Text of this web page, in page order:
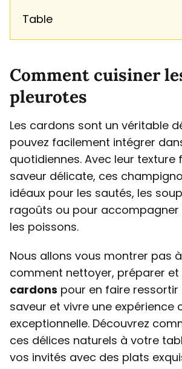
Table
Comment cuisiner
pleurotes
Les cardons sont un véritable
pouvez facilement intégrer
quotidiennes. Avec leur texture
saveur délicate, ces
idéaux pour les sautés, les
ragoûts ou pour accompagner
les poissons.
Nous allons vous montrer pas
comment nettoyer, préparer et
cardons pour en faire
saveur et vivre une expérience
exceptionnelle. Découvrez
ces délices naturels à votre
vos invités avec des plats